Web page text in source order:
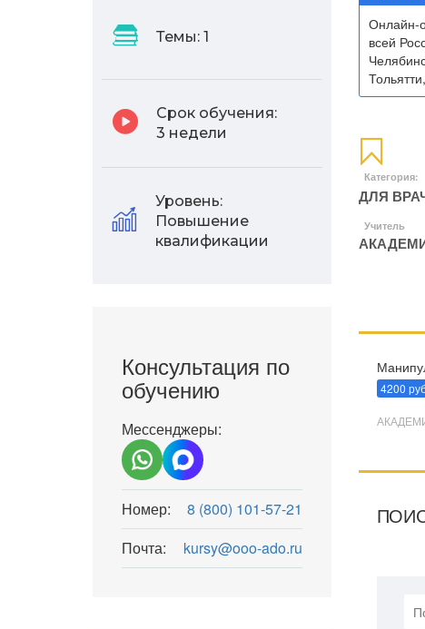
Темы: 1
Срок обучения:
3 недели
Уровень:
Повышение
квалификации
Консультация по
обучению
Мессенджеры:
Номер:
8 (800) 101-57-21
Почта:
kursy@ooo-ado.ru
Онлайн-
всей
Категория:
ДЛЯ
Учитель
4200